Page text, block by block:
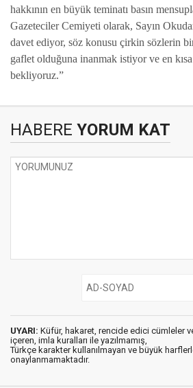
hakkının en büyük teminatı basın
Gazeteciler Cemiyeti olarak, Sayın
davet ediyor, söz konusu çirkin sözlerin
gaflet olduğuna inanmak istiyor ve en
bekliyoruz.”
HABERE YORUM KAT
UYARI: Küfür, hakaret, rencide edici cümleler
içeren, imla kuralları ile yazılmamış,
Türkçe karakter kullanılmayan ve büyük
onaylanmamaktadır.